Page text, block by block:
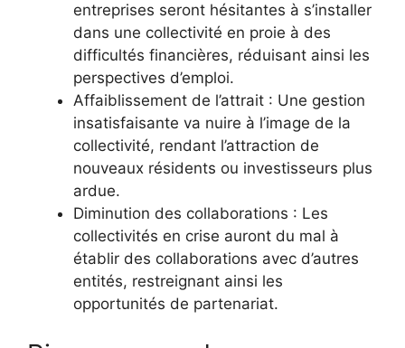
entreprises seront hésitantes à s’installer
dans une collectivité en proie à des
difficultés financières, réduisant ainsi les
perspectives d’emploi.
Affaiblissement de l’attrait : Une gestion
insatisfaisante va nuire à l’image de la
collectivité, rendant l’attraction de
nouveaux résidents ou investisseurs plus
ardue.
Diminution des collaborations : Les
collectivités en crise auront du mal à
établir des collaborations avec d’autres
entités, restreignant ainsi les
opportunités de partenariat.